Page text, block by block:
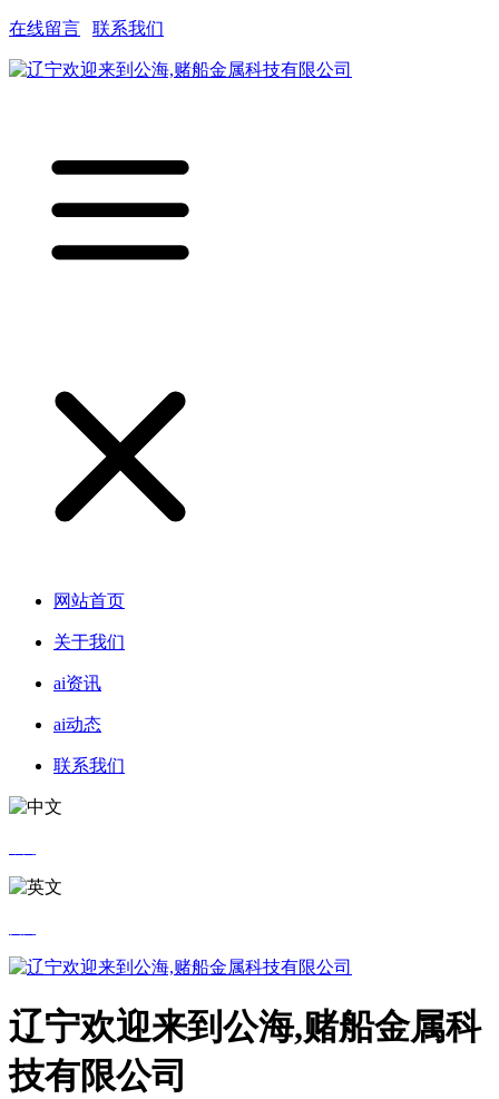
在线留言 联系我们
网站首页
关于我们
ai资讯
ai动态
联系我们
辽宁欢迎来到公海,赌船金属科
技有限公司